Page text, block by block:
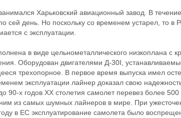
Харьковский авиационный завод. В
сей день. Но поскольку со временем устарел, то в
с эксплуатации.
в виде цельнометаллического низкоплана с
Оборудован двигателями Д-30I,
трехопорное. В первое время выпуска имел
эксплуатации лайнер доказал свою
90-х годов XX столетия самолет перевез более
из самых шумных лайнеров в мире. При
в ЕС эксплуатирование самолета было